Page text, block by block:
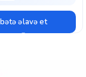
gündəlik
qulaqlıqdır.
əlavə et